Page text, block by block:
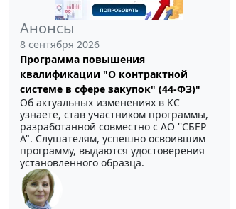
Анонсы
8 сентября 2026
Программа повышения
квалификации "О контрактной
системе в сфере закупок" (44-ФЗ)"
Об актуальных изменениях в КС
узнаете, став участником программы,
разработанной совместно с АО ''СБЕР
А". Слушателям, успешно освоившим
программу, выдаются удостоверения
установленного образца.